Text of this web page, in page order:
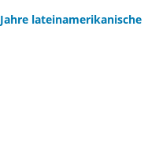
lateinamerikanische